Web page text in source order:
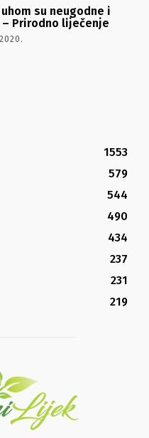
su neugodne i
Prirodno liječenje
1553
579
544
490
434
237
231
219